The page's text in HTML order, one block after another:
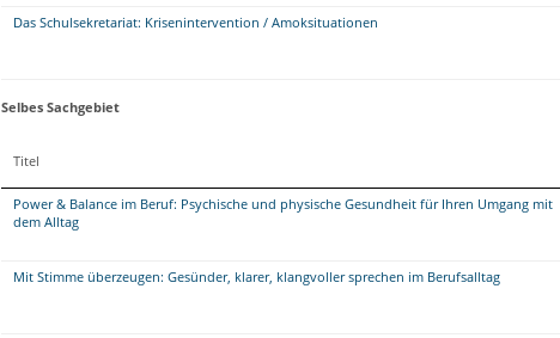
Das Schulsekretariat: Krisenintervention / Amoksituationen
Selbes Sachgebiet
Titel
Power & Balance im Beruf: Psychische und physische Gesundheit für Ihren Umgang mit
dem Alltag
Mit Stimme überzeugen: Gesünder, klarer, klangvoller sprechen im Berufsalltag